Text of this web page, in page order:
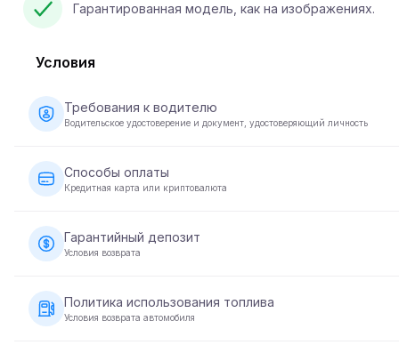
Гарантированная модель, как на изображениях.
Условия
Требования к водителю
Водительское удостоверение и документ, удостоверяющий личность
удостоверение, документ, удостоверяющий личность,
некоторых автомобилей - не менее 2 лет водительского
стажа.
Способы оплаты
Кредитная карта или криптовалюта
помощью кредитной карты или криптовалюты. При
бронировании оплата производится в полном размере
подтверждения вашей брони.
Гарантийный депозит
Условия возврата
гарантийного депозита. Сумма депозита зависит от
автомобиля и возвращается в течение 5-10 рабочих дней
после возврата автомобиля в надлежащем состоянии.
Политика использования топлива
Условия возврата автомобиля